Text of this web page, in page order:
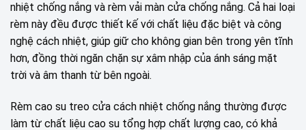
nhiệt chống nắng và rèm vải màn cửa chống nắng. Cả hai loại
rèm này đều được thiết kế với chất liệu đặc biệt và công
nghệ cách nhiệt, giúp giữ cho không gian bên trong yên tĩnh
hơn, đồng thời ngăn chặn sự xâm nhập của ánh sáng mặt
trời và âm thanh từ bên ngoài.
Rèm cao su treo cửa cách nhiệt chống nắng thường được
làm từ chất liệu cao su tổng hợp chất lượng cao, có khả